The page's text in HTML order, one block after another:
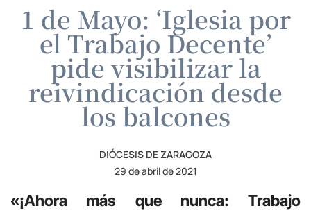
1 de Mayo: ‘Iglesia por
el Trabajo Decente’
pide visibilizar la
reivindicación desde
los balcones
DIÓCESIS DE ZARAGOZA
29 de abril de 2021
«¡Ahora más que nunca: Trabajo